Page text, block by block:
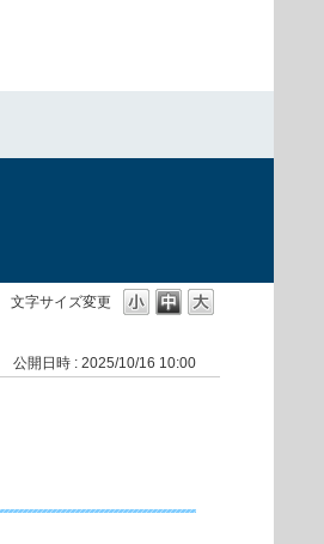
文字サイズ変更
公開日時 : 2025/10/16 10:00